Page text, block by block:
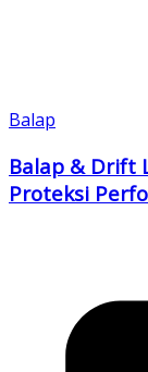
Balap
Balap & Drift
Proteksi